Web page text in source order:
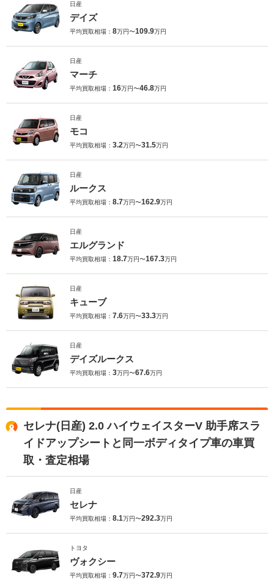
日産
デイズ
平均買取相場： 8万円〜109.9万円
日産
マーチ
平均買取相場： 16万円〜46.8万円
日産
モコ
平均買取相場： 3.2万円〜31.5万円
日産
ルークス
平均買取相場： 8.7万円〜162.9万円
日産
エルグランド
平均買取相場： 18.7万円〜167.3万円
日産
キューブ
平均買取相場： 7.6万円〜33.3万円
日産
デイズルークス
平均買取相場： 3万円〜67.6万円
セレナ(日産) 2.0 ハイウェイスターV 助手席スラ
イドアップシートと同一ボディタイプ車の車買
取・査定相場
日産
セレナ
平均買取相場： 8.1万円〜292.3万円
トヨタ
ヴォクシー
平均買取相場： 9.7万円〜372.9万円